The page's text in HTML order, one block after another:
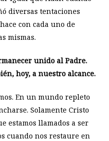
diversas tentaciones
con cada uno de
mismas.
unido al Padre.
hoy, a nuestro alcance.
En un mundo repleto
Solamente Cristo
estamos llamados a ser
cuando nos restaure en